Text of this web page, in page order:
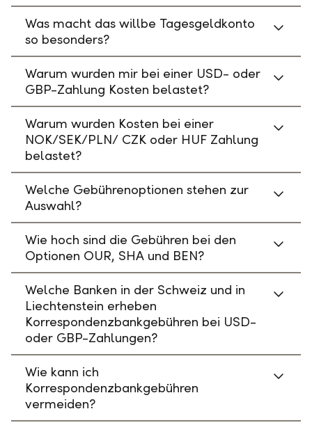
Was macht das willbe Tagesgeldkonto
so besonders?
Warum wurden mir bei einer USD- oder
GBP-Zahlung Kosten belastet?
Warum wurden Kosten bei einer
NOK/SEK/PLN/ CZK oder HUF Zahlung
belastet?
Welche Gebührenoptionen stehen zur
Auswahl?
Wie hoch sind die Gebühren bei den
Optionen OUR, SHA und BEN?
Welche Banken in der Schweiz und in
Liechtenstein erheben
Korrespondenzbankgebühren bei USD-
oder GBP-Zahlungen?
Wie kann ich
Korrespondenzbankgebühren
vermeiden?